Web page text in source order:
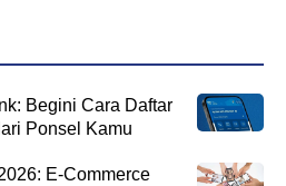
Begini Cara Daftar
Ponsel Kamu
E-Commerce